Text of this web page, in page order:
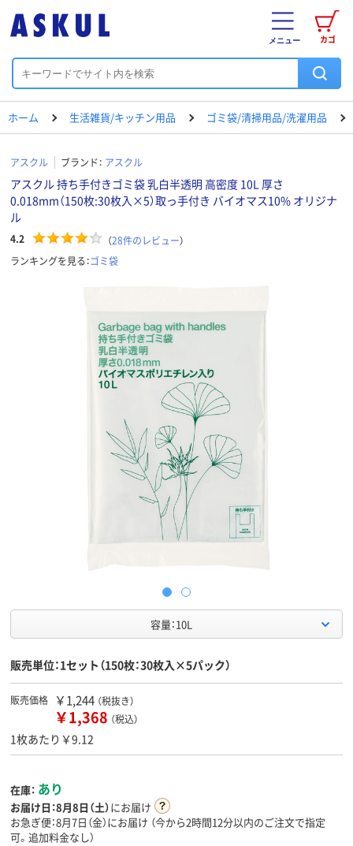
カゴ
メニュー
ホーム 生活雑貨/キッチン用品 ゴミ袋/清掃用品/洗濯用品
アスクル ブランド： アスクル
アスクル 持ち手付きゴミ袋 乳白半透明 高密度 10L 厚さ
0.018mm（150枚:30枚入×5）取っ手付き バイオマス10% オリジナ
ル
4.2 （28件のレビュー）
ランキングを見る：ゴミ袋
容量：10L
販売単位：1セット（150枚：30枚入×5パック）
販売価格 ￥1,244 （税抜き）
￥1,368 （税込）
1枚あたり￥9.12
在庫： あり
お届け日：8月8日（土）にお届け
お急ぎ便：8月7日（金）にお届け （今から2時間12分以内のご注文で指定
可。追加料金なし）